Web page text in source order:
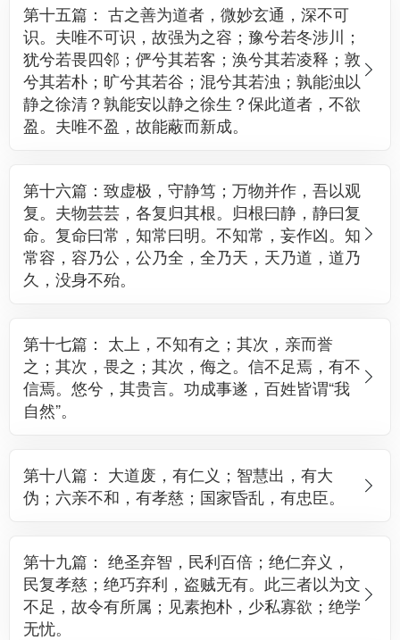
第十五篇： 古之善为道者，微妙玄通，深不可
识。夫唯不可识，故强为之容；豫兮若冬涉川；
犹兮若畏四邻；俨兮其若客；涣兮其若凌释；敦
兮其若朴；旷兮其若谷；混兮其若浊；孰能浊以
静之徐清？孰能安以静之徐生？保此道者，不欲
盈。夫唯不盈，故能蔽而新成。
第十六篇：致虚极，守静笃；万物并作，吾以观
复。夫物芸芸，各复归其根。归根曰静，静曰复
命。复命曰常，知常曰明。不知常，妄作凶。知
常容，容乃公，公乃全，全乃天，天乃道，道乃
久，没身不殆。
第十七篇： 太上，不知有之；其次，亲而誉
之；其次，畏之；其次，侮之。信不足焉，有不
信焉。悠兮，其贵言。功成事遂，百姓皆谓“我
自然”。
第十八篇： 大道废，有仁义；智慧出，有大
伪；六亲不和，有孝慈；国家昏乱，有忠臣。
第十九篇： 绝圣弃智，民利百倍；绝仁弃义，
民复孝慈；绝巧弃利，盗贼无有。此三者以为文
不足，故令有所属；见素抱朴，少私寡欲；绝学
无忧。